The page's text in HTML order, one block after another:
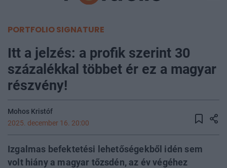
PORTFOLIO SIGNATURE
Itt a jelzés: a profik szerint 30
százalékkal többet ér ez a magyar
részvény!
Mohos Kristóf
2025. december 16. 20:00
Izgalmas befektetési lehetőségekből idén sem
volt hiány a magyar tőzsdén, az év végéhez